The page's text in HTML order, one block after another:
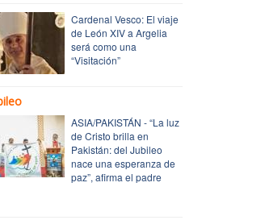
Cardenal Vesco: El viaje
de León XIV a Argelia
será como una
“Visitación”
ASIA/PAKISTÁN - “La luz
de Cristo brilla en
Pakistán: del Jubileo
nace una esperanza de
paz”, afirma el padre